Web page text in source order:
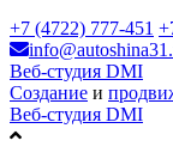
+7 (4722) 777-451
Веб-студия DMI
Создание и
Веб-студия DMI